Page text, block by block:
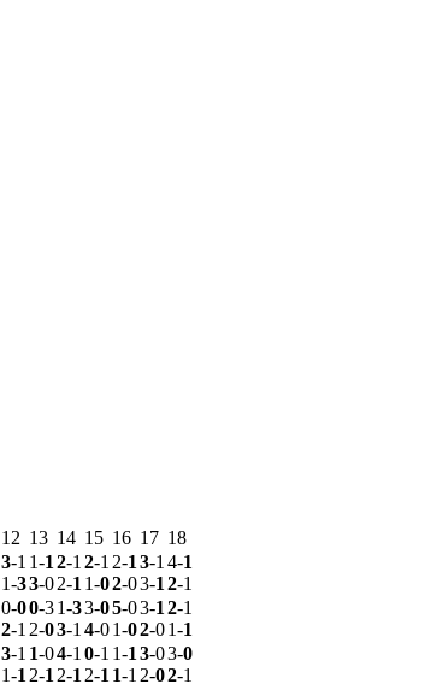
12 13 14 15 16 17 18
3-1
1-3
1-1
3-0
2-1
2-1
2-1
1-0
2-1
2-0
3-1
3-1
4-1
2-1
0-0
2-1
0-3
2-0
1-3
3-1
3-0
4-0
5-0
1-0
3-1
2-0
2-1
1-1
3-1
1-1
1-0
2-1
4-1
2-1
0-1
2-1
1-1
1-1
3-0
2-0
3-0
2-1